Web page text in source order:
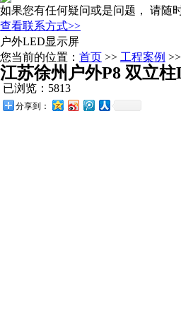
如果您有任何疑问或是问题， 请随
查看联系方式>>
户外LED显示屏
您当前的位置： 首页 >> 工程案例 >>
江苏徐州户外P8 双立
已浏览：5813
分享到：